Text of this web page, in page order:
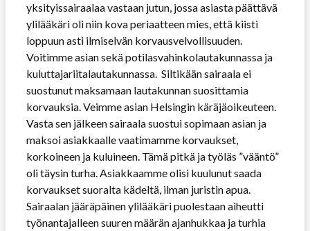
yksityissairaalaa vastaan jutun, jossa asiasta päättävä
ylilääkäri oli niin kova periaatteen mies, että kiisti
loppuun asti ilmiselvän korvausvelvollisuuden.
Voitimme asian sekä potilasvahinkolautakunnassa ja
kuluttajariitalautakunnassa. Siltikään sairaala ei
suostunut maksamaan lautakunnan suosittamia
korvauksia. Veimme asian Helsingin käräjäoikeuteen.
Vasta sen jälkeen sairaala suostui sopimaan asian ja
maksoi asiakkaalle vaatimamme korvaukset,
korkoineen ja kuluineen. Tämä pitkä ja työläs ”vääntö”
oli täysin turha. Asiakkaamme olisi kuulunut saada
korvaukset suoralta kädeltä, ilman juristin apua.
Sairaalan jääräpäinen ylilääkäri puolestaan aiheutti
työnantajalleen suuren määrän ajanhukkaa ja turhia